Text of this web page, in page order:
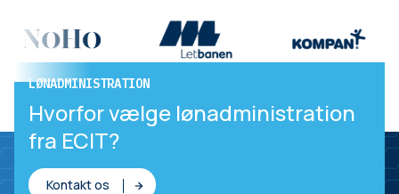
LØNADMINISTRATION
Scandic valgte ECIT
LØNADMINISTRATION
Hvorfor vælge lønadministration
fra ECIT?
Kontakt os